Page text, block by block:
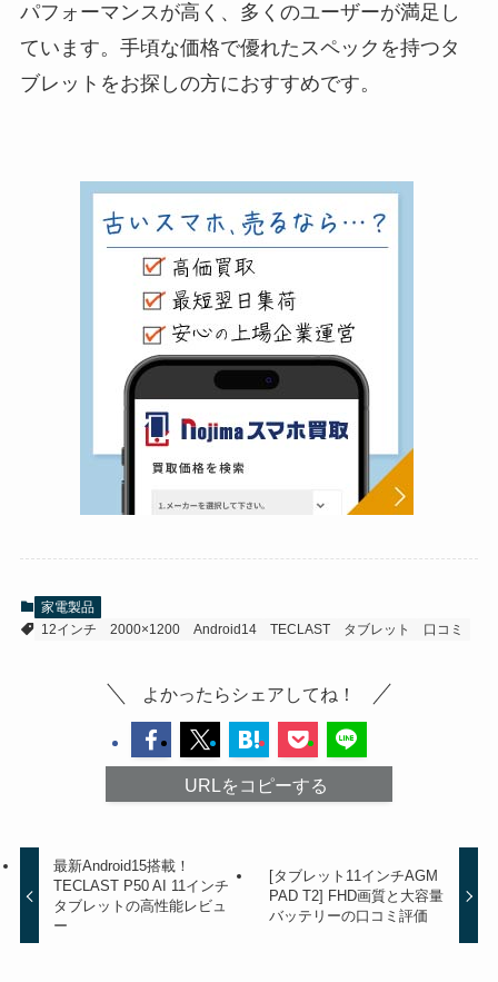
パフォーマンスが高く、多くのユーザーが満足し
ています。手頃な価格で優れたスペックを持つタ
ブレットをお探しの方におすすめです。
家電製品
12インチ
2000×1200 Android14 TECLAST タブレット 口コミ
よかったらシェアしてね！
URLをコピーする
最新Android15搭載！
TECLAST P50 AI 11インチ
タブレットの高性能レビュ
ー
[タブレット11インチAGM
PAD T2] FHD画質と大容量
バッテリーの口コミ評価